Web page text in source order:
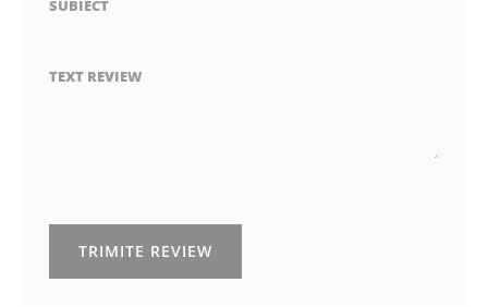
SUBIECT
TEXT REVIEW
TRIMITE REVIEW